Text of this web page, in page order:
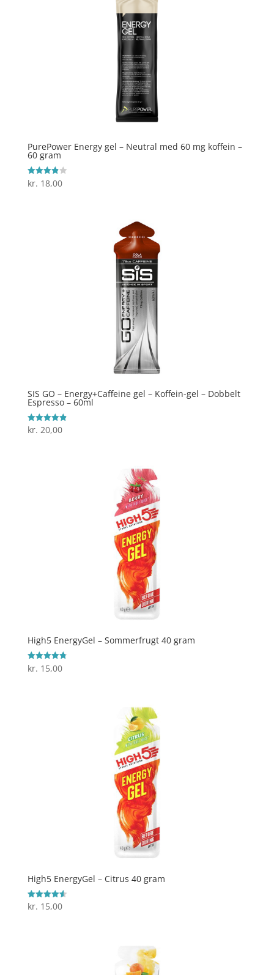
PurePower Energy gel – Neutral med 60 mg koffein –
60 gram
Vurderet
3.9
kr. 18,00
SIS GO – Energy+Caffeine gel – Koffein-gel – Dobbelt
Espresso – 60ml
Vurderet
4.9
kr. 20,00
High5 EnergyGel – Sommerfrugt 40 gram
Vurderet
4.8
kr. 15,00
High5 EnergyGel – Citrus 40 gram
Vurderet
4.6
kr. 15,00